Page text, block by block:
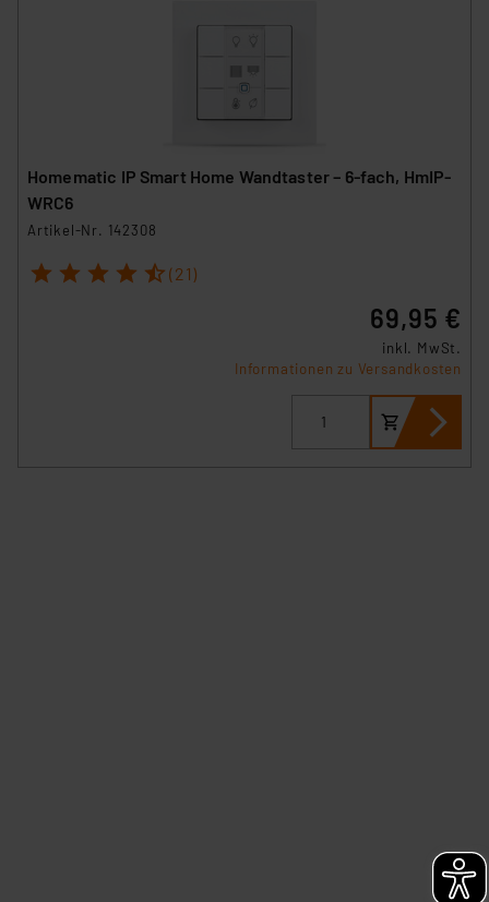
Homematic IP Smart Home Wandtaster – 6-fach, HmIP-
WRC6
Artikel-Nr. 142308
1 2 3 4 5 (21)
69,95 €
inkl. MwSt.
Informationen zu Versandkosten